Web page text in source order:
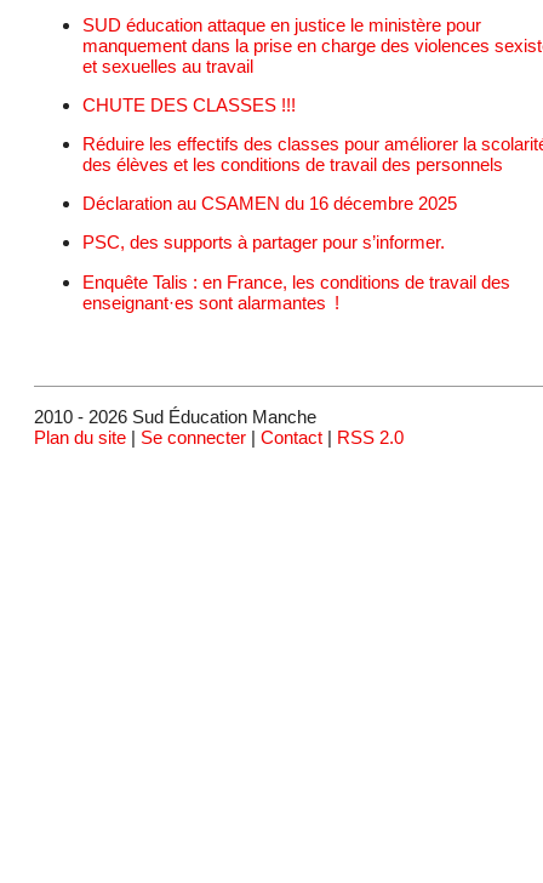
SUD éducation attaque en justice le ministère pour
manquement dans la prise en charge des violences
et sexuelles au travail
CHUTE DES CLASSES !!!
Réduire les effectifs des classes pour améliorer la
des élèves et les conditions de travail des personnels
Déclaration au CSAMEN du 16 décembre 2025
PSC, des supports à partager pour s’informer.
Enquête Talis : en France, les conditions de travail des
enseignant·es sont alarmantes !
2010 - 2026 Sud Éducation Manche
Plan du site | Se connecter | Contact | RSS 2.0